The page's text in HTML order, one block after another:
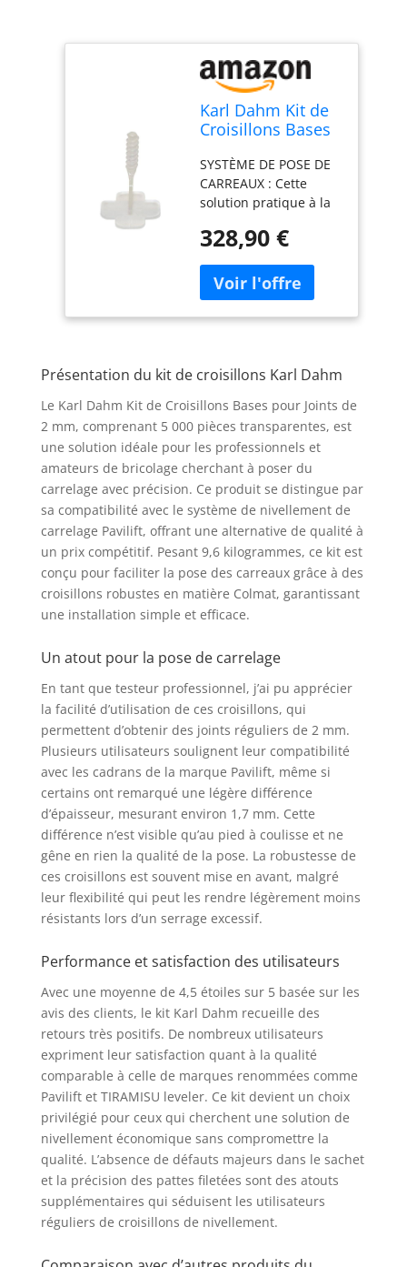
Karl Dahm Kit de
Croisillons Bases
mm, 5.000 Pièces,
Transparents I
Croisillon pour
Nivellement de
Carrelage I Pose
Facile de Carreaux
grâce à cette
Solution Pro -
SYSTÈME DE POSE DE
CARREAUX : Cette
solution pratique à la
permet une pose
des carreaux et des
pierres naturelles au
mur et au sol - avec
POUR CARRELAGE : Les
large doivent être
utilisées avec les
cadrans de serrage
correspondants (non
fournis). Pour un
visuel parfait des
joints de carrelage
NOMBRE DE
CARREAUX PAR M²
(données
approximatives) :
Carreaux 60 x 30 cm :
x 60 cm : 11 pièces.
Carreaux 90 x 40 cm :
14 pièces. Carreaux
120 x 60 cm : 8 pièces
FACILITÉ
D'APPLICATION :
Glissez les croisillons
sous les carreaux.
Vissez les cadrans de
serrage réutilisables et
fixez-les. Après le
durcissement,
dévissez les cadrans et
coupez les croisillons
au point de rupture
1956, notre entreprise
familiale fabrique des
outils professionnels
pour les carreleurs et
les artisans (du
bâtiment) – bien sûr,
de la meilleure qualité
qui soit
328,90 €
Présentation du kit de croisillons Karl Dahm
Le Karl Dahm Kit de Croisillons Bases pour Joints de
2 mm, comprenant 5 000 pièces transparentes, est
une solution idéale pour les professionnels et
amateurs de bricolage cherchant à poser du
carrelage avec précision. Ce produit se distingue par
sa compatibilité avec le système de nivellement de
carrelage Pavilift, offrant une alternative de qualité à
un prix compétitif. Pesant 9,6 kilogrammes, ce kit est
conçu pour faciliter la pose des carreaux grâce à des
croisillons robustes en matière Colmat, garantissant
une installation simple et efficace.
Un atout pour la pose de carrelage
En tant que testeur professionnel, j’ai pu apprécier
la facilité d’utilisation de ces croisillons, qui
permettent d’obtenir des joints réguliers de 2 mm.
Plusieurs utilisateurs soulignent leur compatibilité
avec les cadrans de la marque Pavilift, même si
certains ont remarqué une légère différence
d’épaisseur, mesurant environ 1,7 mm. Cette
différence n’est visible qu’au pied à coulisse et ne
gêne en rien la qualité de la pose. La robustesse de
ces croisillons est souvent mise en avant, malgré
leur flexibilité qui peut les rendre légèrement moins
résistants lors d’un serrage excessif.
Performance et satisfaction des utilisateurs
Avec une moyenne de 4,5 étoiles sur 5 basée sur les
avis des clients, le kit Karl Dahm recueille des
retours très positifs. De nombreux utilisateurs
expriment leur satisfaction quant à la qualité
comparable à celle de marques renommées comme
Pavilift et TIRAMISU leveler. Ce kit devient un choix
privilégié pour ceux qui cherchent une solution de
nivellement économique sans compromettre la
qualité. L’absence de défauts majeurs dans le sachet
et la précision des pattes filetées sont des atouts
supplémentaires qui séduisent les utilisateurs
réguliers de croisillons de nivellement.